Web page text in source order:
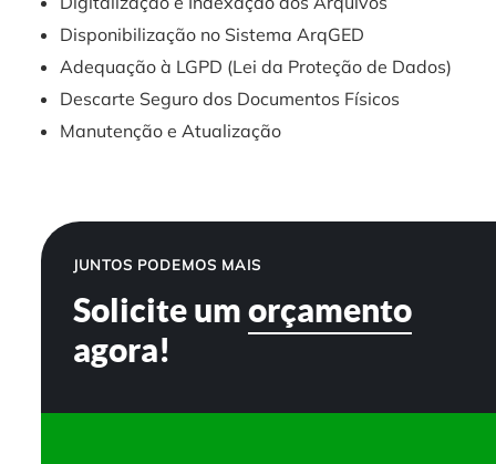
Disponibilização no Sistema ArqGED
Adequação à LGPD (Lei da Proteção de Dados)
Descarte Seguro dos Documentos Físicos
Manutenção e Atualização
JUNTOS PODEMOS MAIS
Solicite umorçamento
agora!